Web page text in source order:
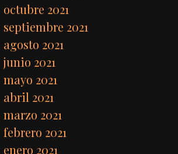
octubre 2021
septiembre 2021
agosto 2021
junio 2021
mayo 2021
abril 2021
marzo 2021
febrero 2021
enero 2021